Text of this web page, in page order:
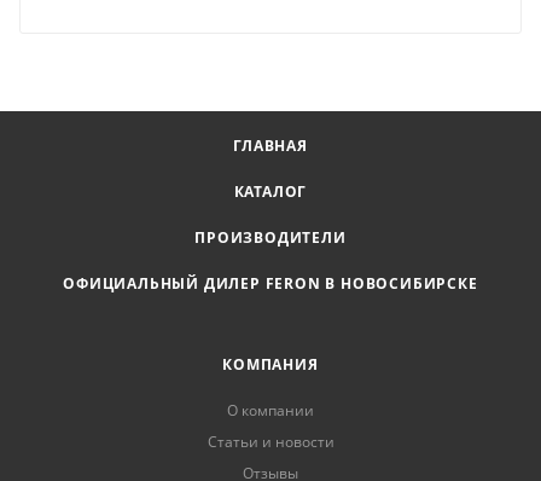
ГЛАВНАЯ
КАТАЛОГ
ПРОИЗВОДИТЕЛИ
ОФИЦИАЛЬНЫЙ ДИЛЕР FERON В НОВОСИБИРСКЕ
КОМПАНИЯ
О компании
Статьи и новости
Отзывы